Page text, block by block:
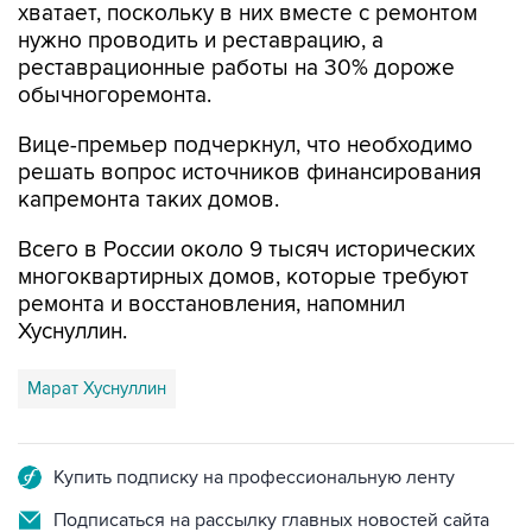
хватает, поскольку в них вместе с ремонтом
нужно проводить и реставрацию, а
реставрационные работы на 30% дороже
обычногоремонта.
Вице-премьер подчеркнул, что необходимо
решать вопрос источников финансирования
капремонта таких домов.
Всего в России около 9 тысяч исторических
многоквартирных домов, которые требуют
ремонта и восстановления, напомнил
Хуснуллин.
Марат Хуснуллин
Купить подписку на профессиональную ленту
Подписаться на рассылку главных новостей сайта